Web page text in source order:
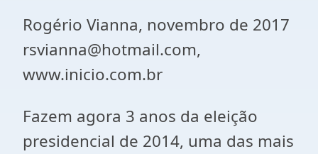
Rogério Vianna, novembro de 2017
rsvianna@hotmail.com,
www.inicio.com.br
Fazem agora 3 anos da eleição
presidencial de 2014, uma das mais